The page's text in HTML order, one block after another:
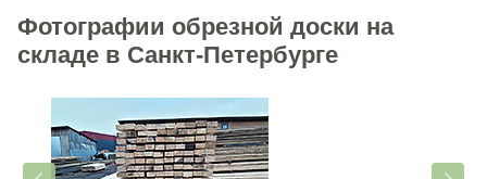
Фотографии обрезной доски на
складе в Санкт-Петербурге